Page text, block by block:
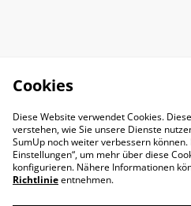
Cookies
Diese Website verwendet Cookies.
verstehen, wie Sie unsere Dienste
SumUp noch weiter verbessern können.
Einstellungen“, um mehr über diese
konfigurieren. Nähere Informationen
Richtlinieentnehmen.